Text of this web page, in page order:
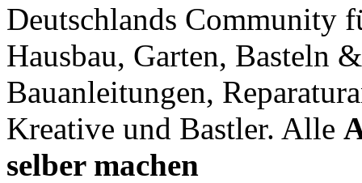
Deutschlands Community
Hausbau, Garten, Basteln
Bauanleitungen,
Kreative und Bastler. Alle
selber machen